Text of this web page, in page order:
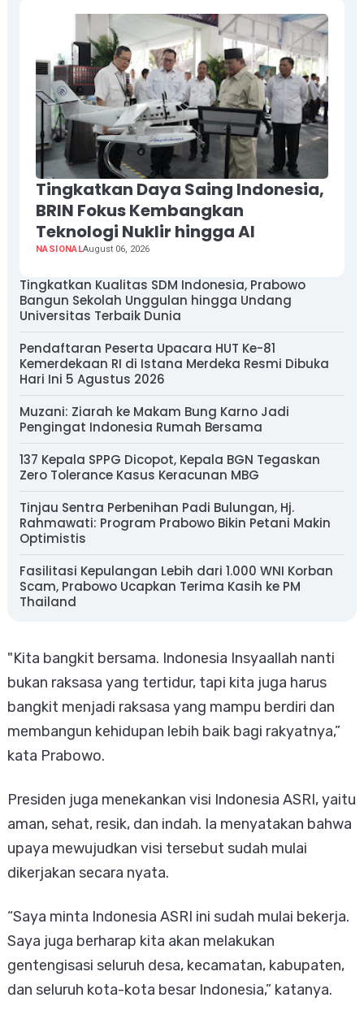
Tingkatkan Daya Saing Indonesia,
BRIN Fokus Kembangkan
Teknologi Nuklir hingga AI
NASIONALAugust 06, 2026
Tingkatkan Kualitas SDM Indonesia, Prabowo
Bangun Sekolah Unggulan hingga Undang
Universitas Terbaik Dunia
Pendaftaran Peserta Upacara HUT Ke-81
Kemerdekaan RI di Istana Merdeka Resmi Dibuka
Hari Ini 5 Agustus 2026
Muzani: Ziarah ke Makam Bung Karno Jadi
Pengingat Indonesia Rumah Bersama
137 Kepala SPPG Dicopot, Kepala BGN Tegaskan
Zero Tolerance Kasus Keracunan MBG
Tinjau Sentra Perbenihan Padi Bulungan, Hj.
Rahmawati: Program Prabowo Bikin Petani Makin
Optimistis
Fasilitasi Kepulangan Lebih dari 1.000 WNI Korban
Scam, Prabowo Ucapkan Terima Kasih ke PM
Thailand
"Kita bangkit bersama. Indonesia Insyaallah nanti
bukan raksasa yang tertidur, tapi kita juga harus
bangkit menjadi raksasa yang mampu berdiri dan
membangun kehidupan lebih baik bagi rakyatnya,”
kata Prabowo.
Presiden juga menekankan visi Indonesia ASRI, yaitu
aman, sehat, resik, dan indah. Ia menyatakan bahwa
upaya mewujudkan visi tersebut sudah mulai
dikerjakan secara nyata.
“Saya minta Indonesia ASRI ini sudah mulai bekerja.
Saya juga berharap kita akan melakukan
gentengisasi seluruh desa, kecamatan, kabupaten,
dan seluruh kota-kota besar Indonesia,” katanya.